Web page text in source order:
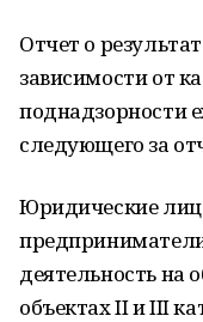
Отчет о
зависимости от
поднадзорности
следующего за
Юридические
деятельность на
объектах II и III